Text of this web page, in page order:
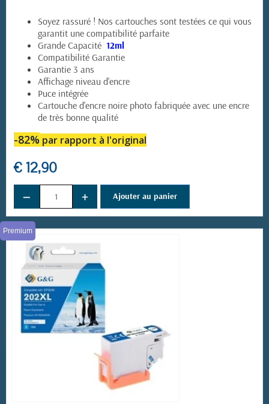
(3 avis)
Soyez rassuré ! Nos cartouches sont testées ce qui vous
garantit une compatibilité parfaite
Grande Capacité 12ml
Compatibilité Garantie
Garantie 3 ans
Affichage niveau d'encre
Puce intégrée
Cartouche d'encre noire photo fabriquée avec une encre
de très bonne qualité
-82% par rapport à l'original
€ 12,90
− + Ajouter au panier
Premium